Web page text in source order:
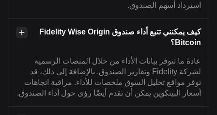
استرداد أسهم الصندوق.
كيف يمكنني تتبع أداء صندوق Fidelity Wise Origin
Bitcoin؟
عادةً ما تتوفر بيانات الأداء من خلال المنصات الرسمية
لشركة Fidelity وتقارير الصندوق. بالإضافة إلى ذلك، قد
توفر مواقع تحليل السوق ملخصات للأداء. مراقبة اتجاهات
أسعار البيتكوين يمكن أن تقدم أيضًا رؤى حول أداء الصندوق.